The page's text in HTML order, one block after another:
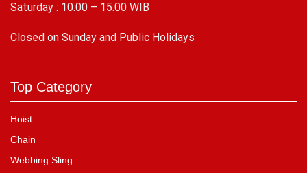
Saturday : 10.00 – 15.00 WIB
Closed on Sunday and Public Holidays
Top Category
Hoist
Chain
Webbing Sling